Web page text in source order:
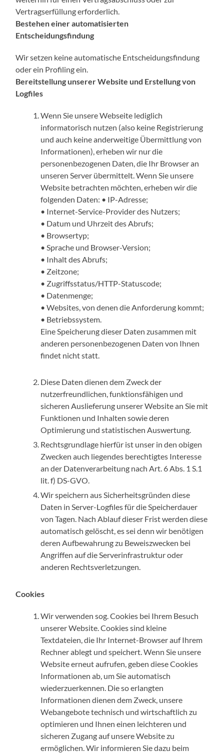
Vertragserfüllung erforderlich.
Bestehen einer automatisierten
Entscheidungsfindung
Wir setzen keine automatische Entscheidungsfindung
oder ein Profiling ein.
Bereitstellung unserer Website und Erstellung von
Logfiles
Wenn Sie unsere Webseite lediglich
informatorisch nutzen (also keine Registrierung
und auch keine anderweitige Übermittlung von
Informationen), erheben wir nur die
personenbezogenen Daten, die Ihr Browser an
unseren Server übermittelt. Wenn Sie unsere
Website betrachten möchten, erheben wir die
folgenden Daten: • IP-Adresse;
• Internet-Service-Provider des Nutzers;
• Datum und Uhrzeit des Abrufs;
• Browsertyp;
• Sprache und Browser-Version;
• Inhalt des Abrufs;
• Zeitzone;
• Zugriffsstatus/HTTP-Statuscode;
• Datenmenge;
• Websites, von denen die Anforderung kommt;
• Betriebssystem.
Eine Speicherung dieser Daten zusammen mit
anderen personenbezogenen Daten von Ihnen
findet nicht statt.
Diese Daten dienen dem Zweck der
nutzerfreundlichen, funktionsfähigen und
sicheren Auslieferung unserer Website an Sie mit
Funktionen und Inhalten sowie deren
Optimierung und statistischen Auswertung.
Rechtsgrundlage hierfür ist unser in den obigen
Zwecken auch liegendes berechtigtes Interesse
an der Datenverarbeitung nach Art. 6 Abs. 1 S.1
lit. f) DS-GVO.
Wir speichern aus Sicherheitsgründen diese
Daten in Server-Logfiles für die Speicherdauer
von Tagen. Nach Ablauf dieser Frist werden diese
automatisch gelöscht, es sei denn wir benötigen
deren Aufbewahrung zu Beweiszwecken bei
Angriffen auf die Serverinfrastruktur oder
anderen Rechtsverletzungen.
Cookies
Wir verwenden sog. Cookies bei Ihrem Besuch
unserer Website. Cookies sind kleine
Textdateien, die Ihr Internet-Browser auf Ihrem
Rechner ablegt und speichert. Wenn Sie unsere
Website erneut aufrufen, geben diese Cookies
Informationen ab, um Sie automatisch
wiederzuerkennen. Die so erlangten
Informationen dienen dem Zweck, unsere
Webangebote technisch und wirtschaftlich zu
optimieren und Ihnen einen leichteren und
sicheren Zugang auf unsere Website zu
ermöglichen. Wir informieren Sie dazu beim